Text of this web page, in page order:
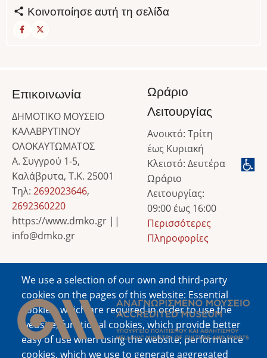
Κοινοποίησε αυτή τη σελίδα
We use a selection of our own and third-party
cookies on the pages of this website: Essential
cookies, which are required in order to use the
website; functional cookies, which provide better
easy of use when using the website; performance
cookies, which we use to generate aggregated
Επικοινωνία
ΔΗΜΟΤΙΚΟ ΜΟΥΣΕΙΟ
ΚΑΛΑΒΡΥΤΙΝΟΥ
ΟΛΟΚΑΥΤΩΜΑΤΟΣ
Α. Συγγρού 1-5,
Καλάβρυτα, Τ.Κ. 25001
Τηλ: 2692023646,
2692360220
https://www.dmko.gr ||
info@dmko.gr
Ωράριο
Λειτουργίας
Ανοικτό: Τρίτη
έως Κυριακή
Κλειστό: Δευτέρα
Ωράριο
Λειτουργίας:
09:00 έως 16:00
Περισσότερες
Πληροφορίες
Image